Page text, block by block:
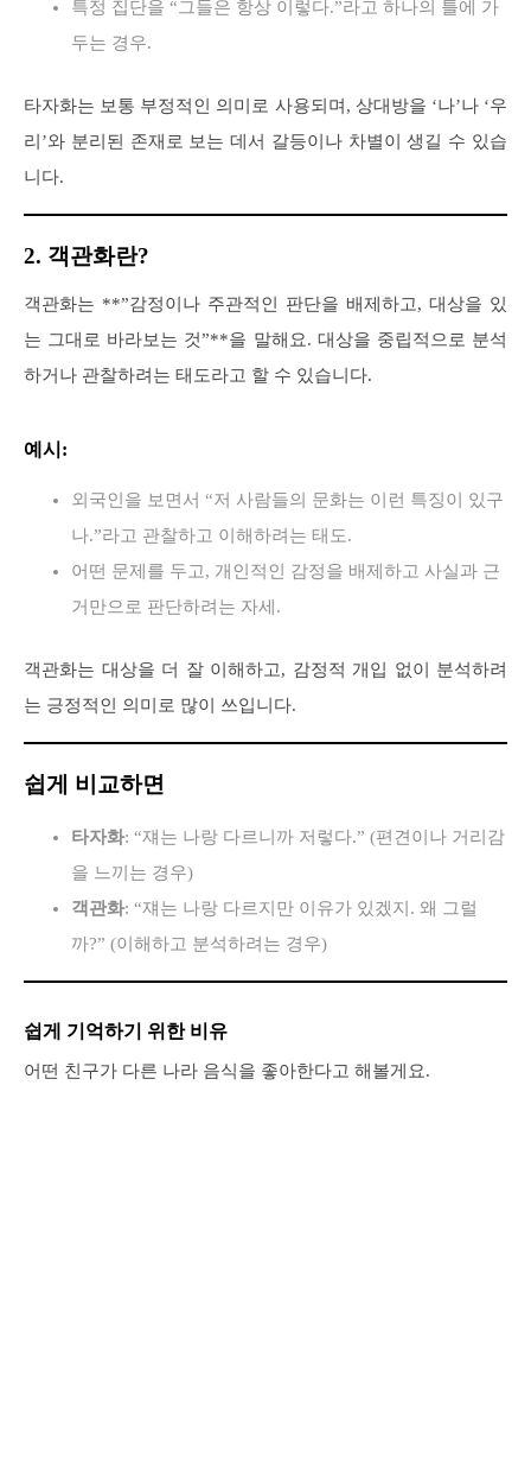
특정 집단을 “그들은 항상 이렇다.”라고 하나의 틀에 가
두는 경우.
타자화는 보통 부정적인 의미로 사용되며, 상대방을 ‘나’나 ‘우
리’와 분리된 존재로 보는 데서 갈등이나 차별이 생길 수 있습
니다.
2. 객관화란?
객관화는 **”감정이나 주관적인 판단을 배제하고, 대상을 있
는 그대로 바라보는 것”**을 말해요. 대상을 중립적으로 분석
하거나 관찰하려는 태도라고 할 수 있습니다.
예시:
외국인을 보면서 “저 사람들의 문화는 이런 특징이 있구
나.”라고 관찰하고 이해하려는 태도.
어떤 문제를 두고, 개인적인 감정을 배제하고 사실과 근
거만으로 판단하려는 자세.
객관화는 대상을 더 잘 이해하고, 감정적 개입 없이 분석하려
는 긍정적인 의미로 많이 쓰입니다.
쉽게 비교하면
타자화: “쟤는 나랑 다르니까 저렇다.” (편견이나 거리감
을 느끼는 경우)
객관화: “쟤는 나랑 다르지만 이유가 있겠지. 왜 그럴
까?” (이해하고 분석하려는 경우)
쉽게 기억하기 위한 비유
어떤 친구가 다른 나라 음식을 좋아한다고 해볼게요.